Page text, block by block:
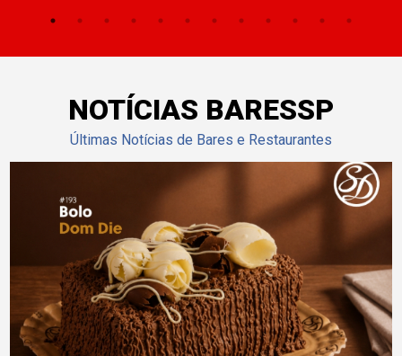
NOTÍCIAS BARESSP
Últimas Notícias de Bares e Restaurantes